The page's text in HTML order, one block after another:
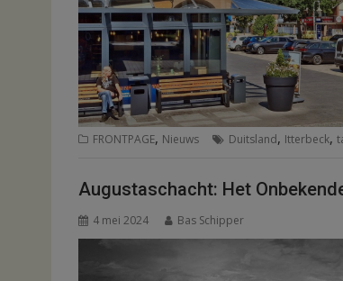
FRONTPAGE, Nieuws Duitsland, Itterbeck,
Augustaschacht: Het
4 mei 2024 Bas Schipper